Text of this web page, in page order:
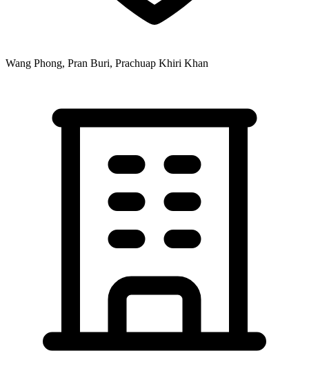
Wang Phong, Pran Buri, Prachuap Khiri Khan